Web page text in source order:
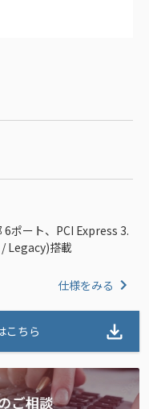
6ポート、PCI Express 3.
/ Legacy)搭載
仕様をみる
こちら